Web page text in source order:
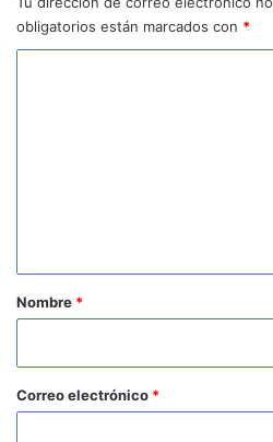
obligatorios están marcados con *
r
o
*
Nombre *
Correo electrónico *